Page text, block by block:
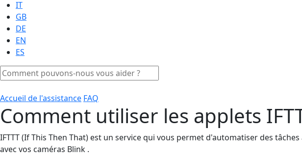
IT
GB
DE
EN
ES
Accueil de l'assistance FAQ
Comment utiliser les applets
IFTTT (If This Then That) est un service qui vous permet d'automatiser des
avec vos caméras Blink .